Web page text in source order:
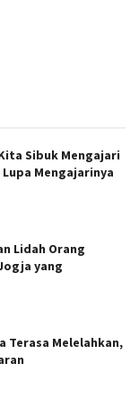
Sibuk Mengajari
Mengajarinya
Lidah Orang
yang
Terasa Melelahkan,